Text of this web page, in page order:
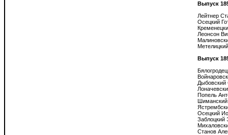
Выпуск
Лейтнер
Осецкий
Леонсон
Выпуск
Дыбовский
Попель
Осецкий
Заблоцкий
Станов